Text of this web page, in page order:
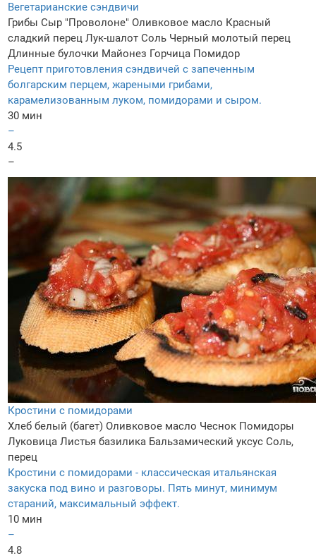
Вегетарианские сэндвичи
Грибы Сыр "Проволоне" Оливковое масло Красный
сладкий перец Лук-шалот Соль Черный молотый перец
Длинные булочки Майонез Горчица Помидор
Рецепт приготовления сэндвичей с запеченным
болгарским перцем, жареными грибами,
карамелизованным луком, помидорами и сыром.
30 мин
–
4.5
–
Кростини с помидорами
Хлеб белый (багет) Оливковое масло Чеснок Помидоры
Луковица Листья базилика Бальзамический уксус Соль,
перец
Кростини с помидорами - классическая итальянская
закуска под вино и разговоры. Пять минут, минимум
стараний, максимальный эффект.
10 мин
–
4.8